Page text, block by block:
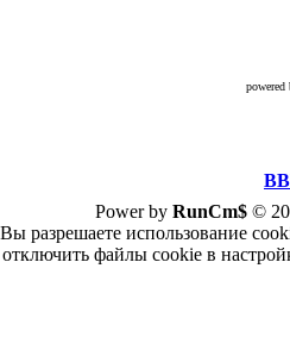
powered
Power by RunCm$ ©
разрешаете использование
файлы cookie в